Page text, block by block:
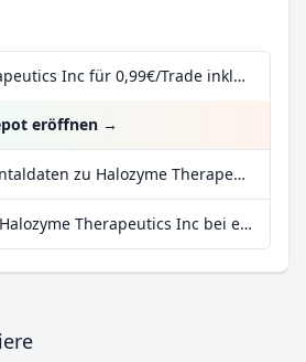
Halozyme Therapeutics Inc für 0,99€/Trade inkl. Dividend Reinvestment Plan
eröffnen →
Mehr Fundamentaldaten zu Halozyme Therapeutics Inc bei Parqet
Mehr Daten zu Halozyme Therapeutics Inc bei extraETF